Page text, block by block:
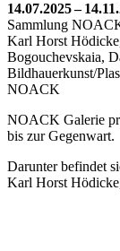
14.07.2025 –
Sammlung
Karl Horst
Bogouchevskaia,
Bildhauerkunst/
NOACK
NOACK Galerie
bis zur Gegenwart.
Darunter befindet
Karl Horst